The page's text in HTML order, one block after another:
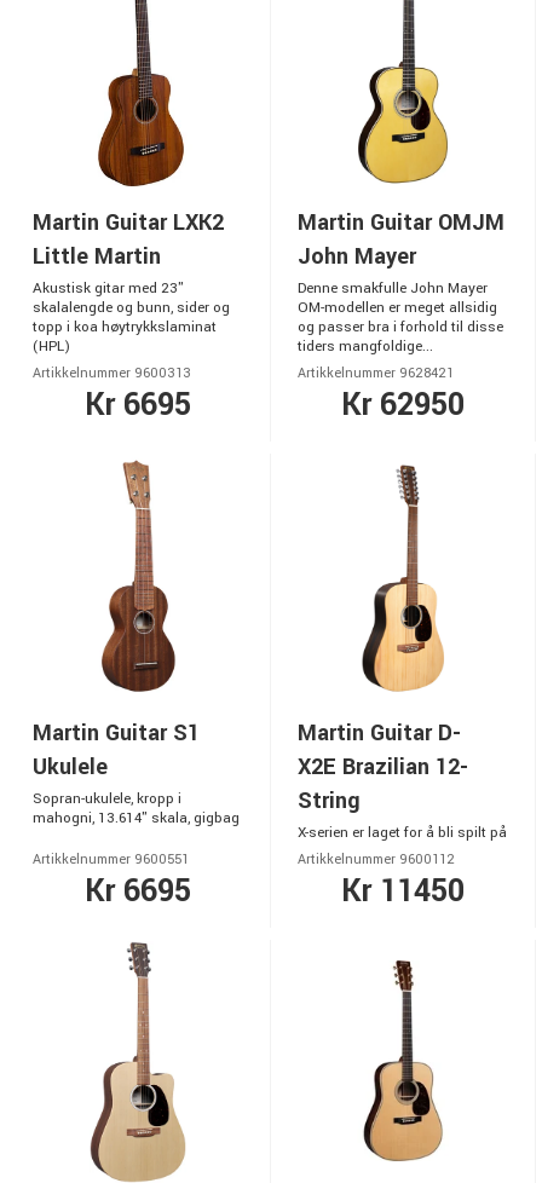
Martin Guitar LXK2
Little Martin
Akustisk gitar med 23"
skalalengde og bunn, sider og
topp i koa høytrykkslaminat
(HPL)
Artikkelnummer 9600313
Kr 6695
Martin Guitar OMJM
John Mayer
Denne smakfulle John Mayer
OM-modellen er meget allsidig
og passer bra i forhold til disse
tiders mangfoldige...
Artikkelnummer 9628421
Kr 62950
Martin Guitar S1
Ukulele
Sopran-ukulele, kropp i
mahogni, 13.614" skala, gigbag
Artikkelnummer 9600551
Kr 6695
Martin Guitar D-
X2E Brazilian 12-
String
X-serien er laget for å bli spilt på
Artikkelnummer 9600112
Kr 11450